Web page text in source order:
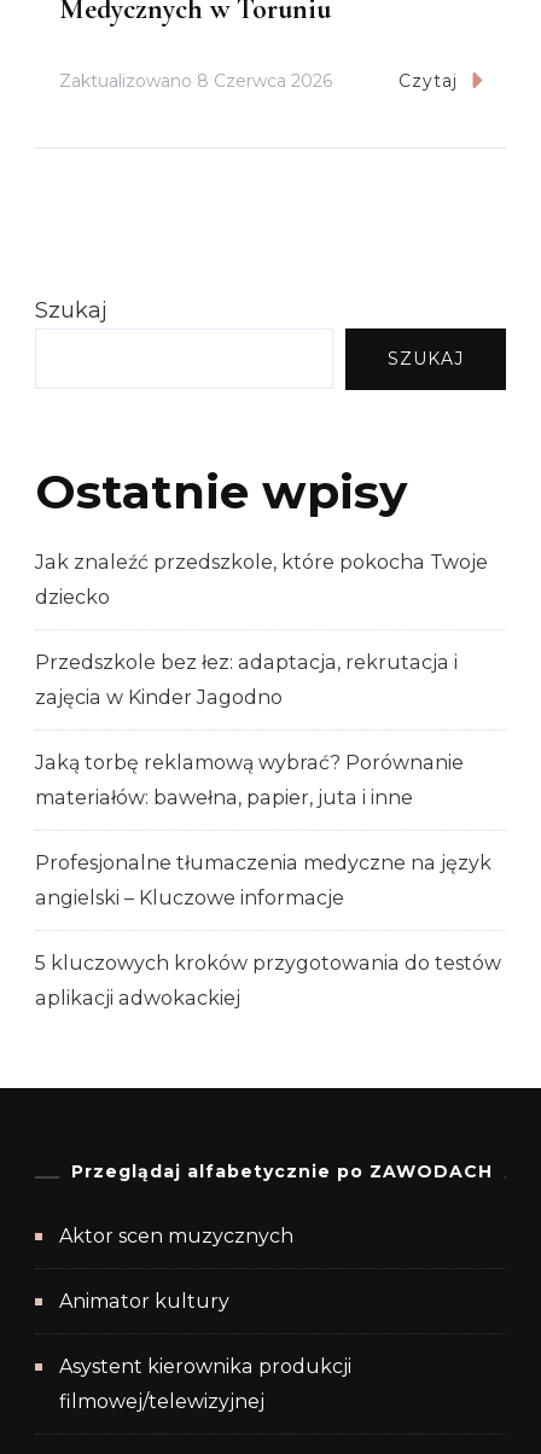
Medycznych w Toruniu
Zaktualizowano 8 Czerwca 2026 Czytaj
Szukaj
SZUKAJ
Ostatnie wpisy
Jak znaleźć przedszkole, które pokocha Twoje
dziecko
Przedszkole bez łez: adaptacja, rekrutacja i
zajęcia w Kinder Jagodno
Jaką torbę reklamową wybrać? Porównanie
materiałów: bawełna, papier, juta i inne
Profesjonalne tłumaczenia medyczne na język
angielski – Kluczowe informacje
5 kluczowych kroków przygotowania do testów
aplikacji adwokackiej
Przeglądaj alfabetycznie po ZAWODACH
Aktor scen muzycznych
Animator kultury
Asystent kierownika produkcji
filmowej/telewizyjnej